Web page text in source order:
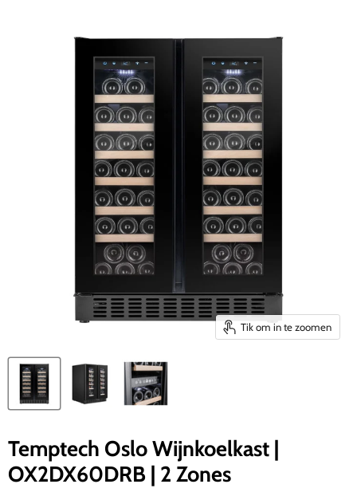
Tik om in te zoomen
Temptech Oslo Wijnkoelkast |
OX2DX60DRB | 2 Zones